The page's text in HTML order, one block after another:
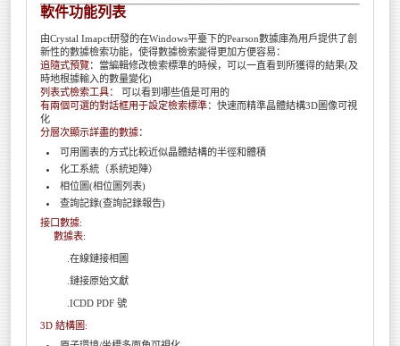
軟件功能列表
由Crystal Imapct研發的在Windows平臺下的Pearson數據庫為用戶提供了創
新性的數據檢索功能，使得數據檢索變得更加方便容易：
追隨式預覽： 當編輯修改檢索標準的時候，可以一直看到所獲得的結果(及
時地根據輸入的數量變化)
列表式檢索工具：
可以看到哪些值是可用的
有兩個可選的對話框用于設定檢索標準： 快速而精準晶體結構3D圖像可視
化
分層次顯示詳盡的數據：
可用圖表的方式比較近似晶體結構的半徑和體積
化工系統（系統矩陣）
相位圖(相位圖列表)
查詢記錄(查詢記錄報告)
接口數據:
數據表:
.在線鏈接相圖
.鏈接原始文獻
.ICDD PDF 號
3D 結構圖: